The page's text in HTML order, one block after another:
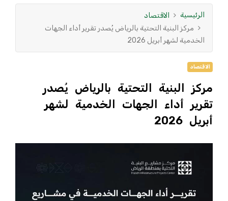
الرئيسية
الاقتصاد
مركز البنية التحتية بالرياض يُصدر تقرير أداء الجهات
الخدمية لشهر أبريل 2026
الاقتصاد
مركز البنية التحتية بالرياض يُصدر
تقرير أداء الجهات الخدمية لشهر
أبريل 2026